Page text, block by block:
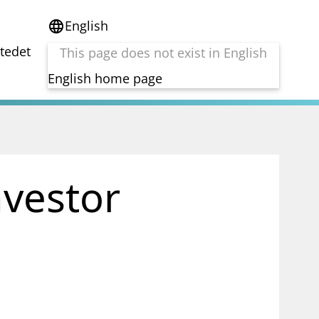
languageEnglish
This page does not exist in English
English home page
Folkefinansiering
Kryptoeiendelsloven (MiCA)